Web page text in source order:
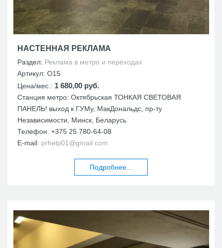
НАСТЕННАЯ РЕКЛАМА
Раздел: Реклама в метро и переходах
Артикул: О15
Цена/мес.: 1 680,00 руб.
Станция метро: Октябрьская ТОНКАЯ СВЕТОВАЯ
ПАНЕЛЬ! выход к ГУМу, МакДональдс, пр-ту
Независимости, Минск, Беларусь
Телефон: +375 25 780-64-08
E-mail: prhelp01@gmail.com
Подробнее...